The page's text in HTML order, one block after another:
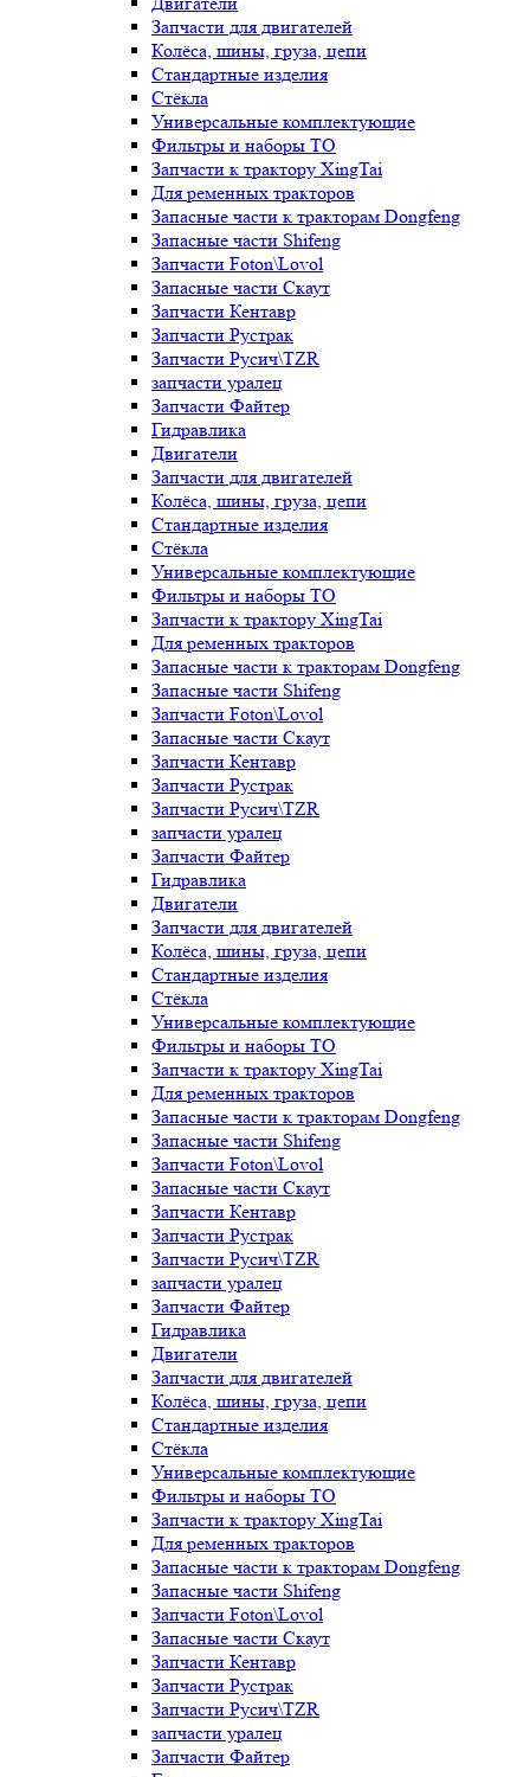
Запчасти для двигателей
Колёса, шины, груза, цепи
Стандартные изделия
Стёкла
Универсальные комплектующие
Фильтры и наборы ТО
Запчасти к трактору XingTai
Для ременных тракторов
Запасные части к тракторам Dongfeng
Запасные части Shifeng
Запчасти Foton\Lovol
Запасные части Скаут
Запчасти Кентавр
Запчасти Рустрак
Запчасти Русич\TZR
запчасти уралец
Запчасти Файтер
Гидравлика
Двигатели
Запчасти для двигателей
Колёса, шины, груза, цепи
Стандартные изделия
Стёкла
Универсальные комплектующие
Фильтры и наборы ТО
Запчасти к трактору XingTai
Для ременных тракторов
Запасные части к тракторам Dongfeng
Запасные части Shifeng
Запчасти Foton\Lovol
Запасные части Скаут
Запчасти Кентавр
Запчасти Рустрак
Запчасти Русич\TZR
запчасти уралец
Запчасти Файтер
Гидравлика
Двигатели
Запчасти для двигателей
Колёса, шины, груза, цепи
Стандартные изделия
Стёкла
Универсальные комплектующие
Фильтры и наборы ТО
Запчасти к трактору XingTai
Для ременных тракторов
Запасные части к тракторам Dongfeng
Запасные части Shifeng
Запчасти Foton\Lovol
Запасные части Скаут
Запчасти Кентавр
Запчасти Рустрак
Запчасти Русич\TZR
запчасти уралец
Запчасти Файтер
Гидравлика
Двигатели
Запчасти для двигателей
Колёса, шины, груза, цепи
Стандартные изделия
Стёкла
Универсальные комплектующие
Фильтры и наборы ТО
Запчасти к трактору XingTai
Для ременных тракторов
Запасные части к тракторам Dongfeng
Запасные части Shifeng
Запчасти Foton\Lovol
Запасные части Скаут
Запчасти Кентавр
Запчасти Рустрак
Запчасти Русич\TZR
запчасти уралец
Запчасти Файтер